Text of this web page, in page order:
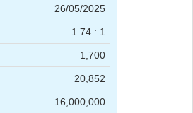
26/05/2025
1.74 : 1
1,700
20,852
16,000,000